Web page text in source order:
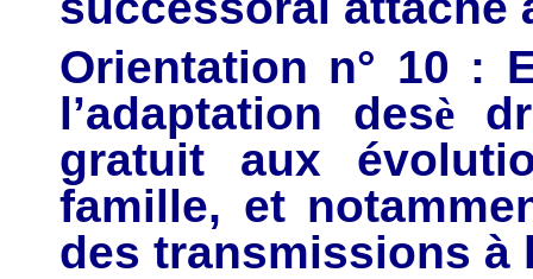
Orientation n° 10 :
l’adaptation desè
gratuit aux
famille, et
des transmissions à